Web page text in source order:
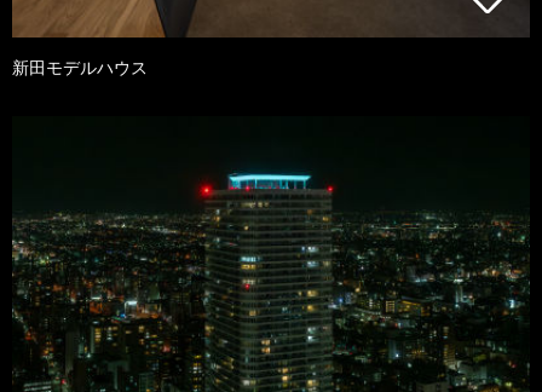
新田モデルハウス